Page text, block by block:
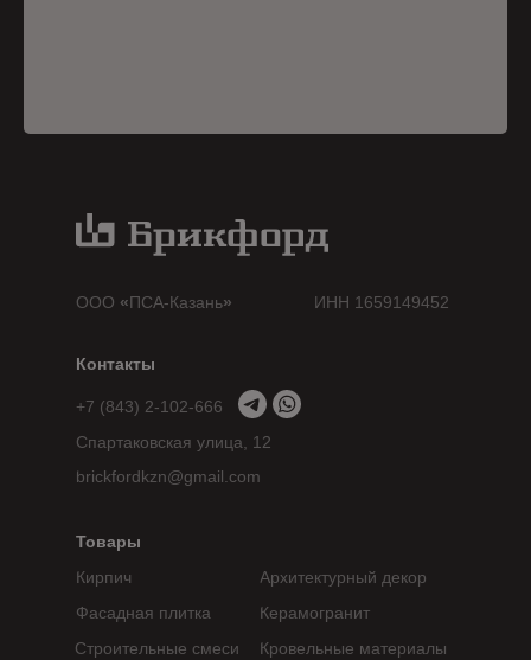
ИНН 1659149452
Фасадная плитка
Кирпич
Архитектурный декор
Керамогранит
Строительные смеси
Товары
Контакты
+7 (843) 2-102-666
ООО «ПСА-Казань»
Кровельные материалы
brickfordkzn@gmail.com
Спартаковская улица, 12